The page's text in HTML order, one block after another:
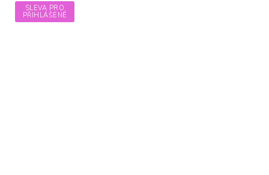
SLEVA PRO
PŘIHLÁŠENÉ